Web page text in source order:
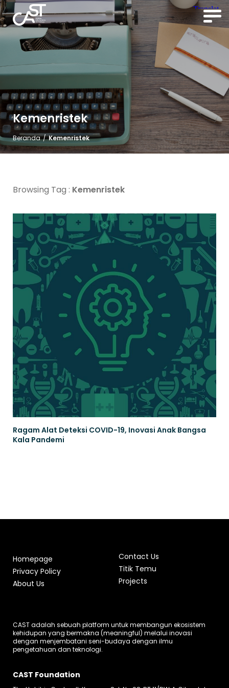
Kemenristek
Beranda / Kemenristek
Browsing Tag : Kemenristek
Ragam Alat Deteksi COVID-19, Inovasi Anak Bangsa
Kala Pandemi
Homepage
Privacy Policy
About Us
Contact Us
Titik Temu
Projects
CAST adalah sebuah platform untuk membangun ekosistem
kehidupan yang bermakna (meaningful) melalui inovasi
dengan menjembatani seni-budaya dengan ilmu
pengetahuan dan teknologi.
CAST Foundation